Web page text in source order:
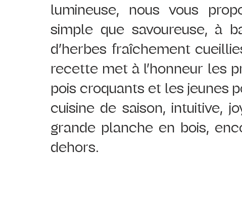
lumineuse, nous vous
simple que savoureuse, à
d’herbes fraîchement
recette met à l’honneur les
pois croquants et les jeunes
cuisine de saison, intuitive,
grande planche en bois,
dehors.